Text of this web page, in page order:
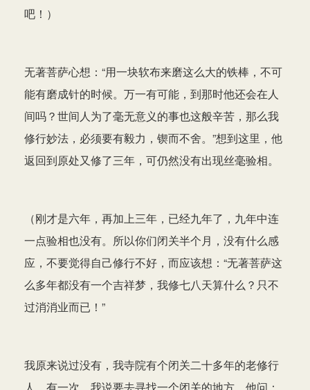
吧！）
无著菩萨心想：“用一块软布来磨这么大的铁棒，不可
能有磨成针的时候。万一有可能，到那时他还会在人
间吗？世间人为了毫无意义的事也这般辛苦，那么我
修行妙法，必须要有毅力，锲而不舍。”想到这里，他
返回到原处又修了三年，可仍然没有出现丝毫验相。
（刚才是六年，再加上三年，已经九年了，九年中连
一点验相也没有。所以你们闭关半个月，没有什么感
应，不要觉得自己修行不好，而应该想：“无著菩萨这
么多年都没有一个吉祥梦，我修七八天算什么？只不
过消消业而已！”
我原来说过没有，我寺院有个闭关二十多年的老修行